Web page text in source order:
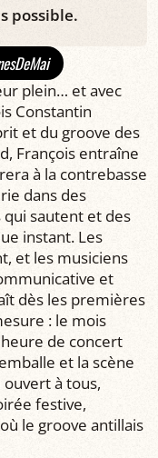
possible.
plein… et avec
Constantin
et du groove des
François entraîne
à la contrebasse
dans des
sautent et des
instant. Les
et les musiciens
et
dès les premières
: le mois
heure de concert
et la scène
à tous,
festive,
le groove antillais